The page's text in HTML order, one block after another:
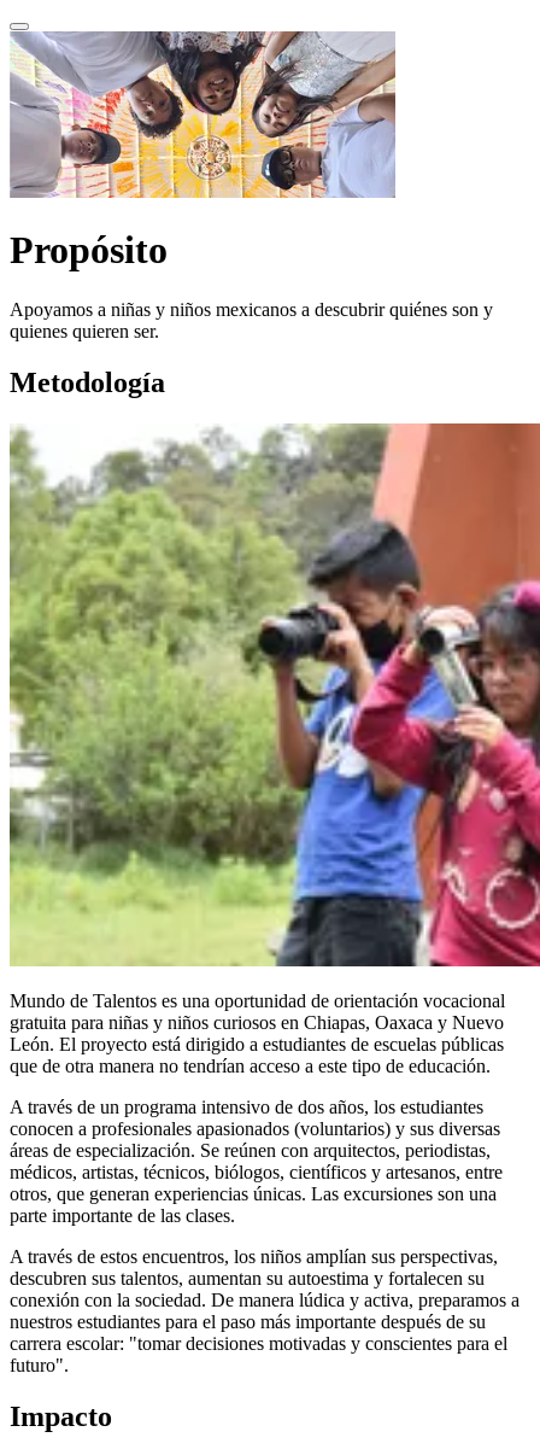
Propósito
Apoyamos a niñas y niños mexicanos a descubrir quiénes son y
quienes quieren ser.
Metodología
Mundo de Talentos es una oportunidad de orientación vocacional
gratuita para niñas y niños curiosos en Chiapas, Oaxaca y Nuevo
León. El proyecto está dirigido a estudiantes de escuelas públicas
que de otra manera no tendrían acceso a este tipo de educación.
A través de un programa intensivo de dos años, los estudiantes
conocen a profesionales apasionados (voluntarios) y sus diversas
áreas de especialización. Se reúnen con arquitectos, periodistas,
médicos, artistas, técnicos, biólogos, científicos y artesanos, entre
otros, que generan experiencias únicas. Las excursiones son una
parte importante de las clases.
A través de estos encuentros, los niños amplían sus perspectivas,
descubren sus talentos, aumentan su autoestima y fortalecen su
conexión con la sociedad. De manera lúdica y activa, preparamos a
nuestros estudiantes para el paso más importante después de su
carrera escolar: "tomar decisiones motivadas y conscientes para el
futuro".
Impacto